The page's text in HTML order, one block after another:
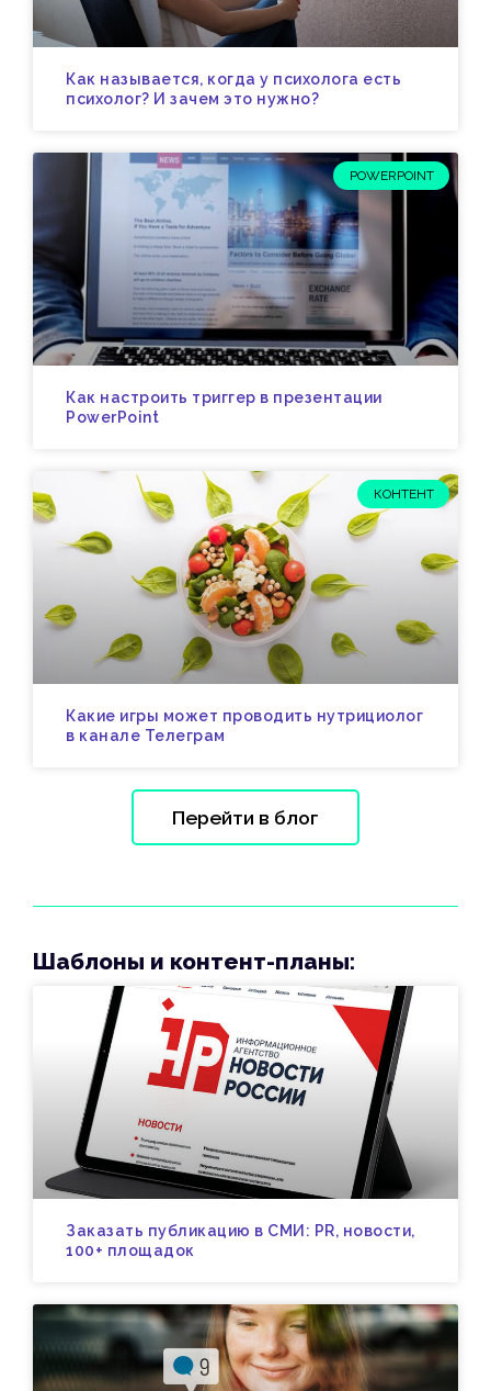
Как называется, когда у психолога есть
психолог? И зачем это нужно?
POWERPOINT
Как настроить триггер в презентации
PowerPoint
КОНТЕНТ
Какие игры может проводить нутрициолог
в канале Телеграм
Перейти в блог
Шаблоны и контент-планы:
Заказать публикацию в СМИ: PR, новости,
100+ площадок